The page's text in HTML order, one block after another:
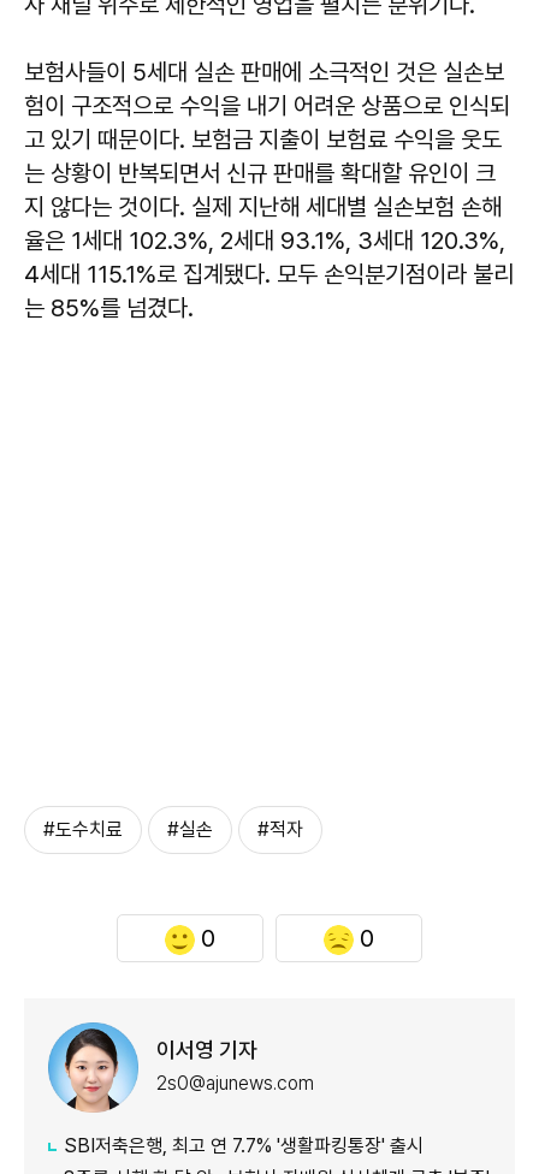
보험사들이 5세대 실손 판매에 소극적인 것은 실손보
험이 구조적으로 수익을 내기 어려운 상품으로 인식되
고 있기 때문이다. 보험금 지출이 보험료 수익을 웃도
는 상황이 반복되면서 신규 판매를 확대할 유인이 크
지 않다는 것이다. 실제 지난해 세대별 실손보험 손해
율은 1세대 102.3%, 2세대 93.1%, 3세대 120.3%,
4세대 115.1%로 집계됐다. 모두 손익분기점이라 불리
는 85%를 넘겼다.
#도수치료 #실손 #적자
0 0
이서영 기자
2s0@ajunews.com
SBI저축은행, 최고 연 7.7% '생활파킹통장' 출시